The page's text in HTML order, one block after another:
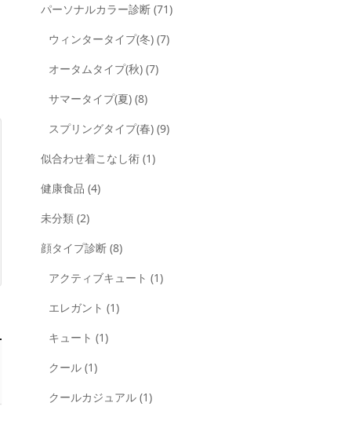
パーソナルカラー診断 (71)
ウィンタータイプ(冬) (7)
オータムタイプ(秋) (7)
サマータイプ(夏) (8)
スプリングタイプ(春) (9)
似合わせ着こなし術 (1)
健康食品 (4)
未分類 (2)
顔タイプ診断 (8)
アクティブキュート (1)
エレガント (1)
キュート (1)
クール (1)
クールカジュアル (1)